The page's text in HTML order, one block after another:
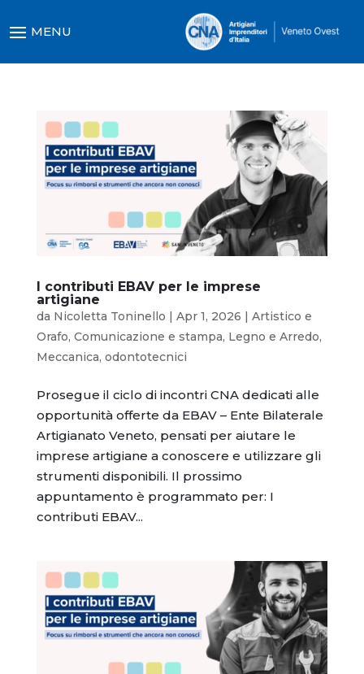
I contributi EBAV per le imprese
artigiane
da Nicoletta Toninello | Apr 1, 2026 | Artistico e
Orafo, Comunicazione e stampa, Legno e Arredo,
Meccanica, odontotecnici
Prosegue il ciclo di incontri CNA dedicati alle
opportunità offerte da EBAV – Ente Bilaterale
Artigianato Veneto, pensati per aiutare le
imprese artigiane a conoscere e utilizzare gli
strumenti disponibili. Il prossimo
appuntamento è programmato per: I
contributi EBAV...